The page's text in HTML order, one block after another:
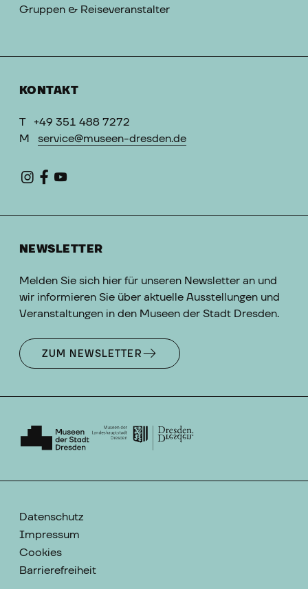
Gruppen & Reiseveranstalter
KONTAKT
T
+49 351 488 7272
M
service@museen-dresden.de
NEWSLETTER
Melden Sie sich hier für unseren Newsletter an und
wir informieren Sie über aktuelle Ausstellungen und
Veranstaltungen in den Museen der Stadt Dresden.
ZUM NEWSLETTER
Datenschutz
Impressum
Cookies
Barrierefreiheit